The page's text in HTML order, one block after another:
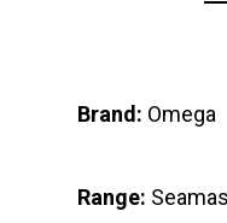
Brand: Omega
Range: